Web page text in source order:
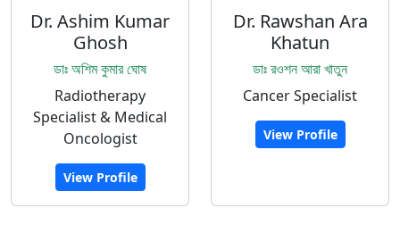
Dr. Ashim Kumar
Ghosh
ডাঃ অশিম কুমার ঘোষ
Radiotherapy
Specialist & Medical
Oncologist
View Profile
Dr. Rawshan Ara
Khatun
ডাঃ রওশন আরা খাতুন
Cancer Specialist
View Profile